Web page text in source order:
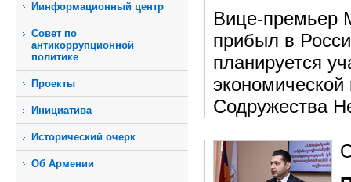
Иинформационный центр
Совет по
антикоррупционной
политике
Проекты
Инициатива
Исторический очерк
Об Армении
Вице-премьер
прибыл в
планируется
экономической
Содружества